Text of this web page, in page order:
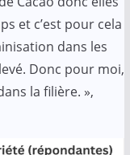
et c’est pour cela
dans les
Donc pour moi,
la filière. »,